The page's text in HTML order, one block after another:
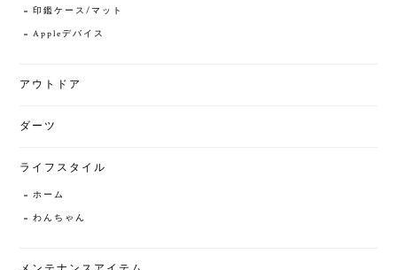
印鑑ケース/マット
Appleデバイス
アウトドア
ダーツ
ライフスタイル
ホーム
わんちゃん